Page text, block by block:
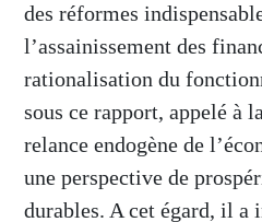
des réformes
l’assainissement des
rationalisation du
sous ce rapport, appelé à
relance endogène de
une perspective de
durables. A cet égard, il a